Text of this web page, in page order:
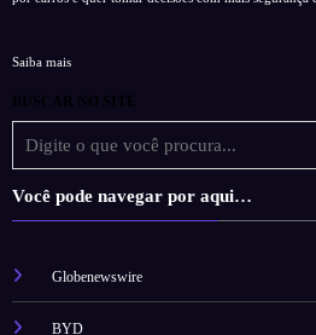
Saiba mais
BUSCAR NO SITE
Você pode navegar por aqui…
Globenewswire
BYD